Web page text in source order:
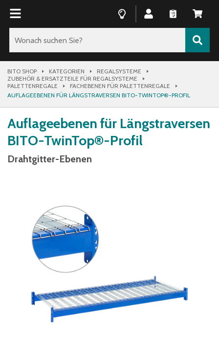
BITO SHOP KATEGORIEN
REGALSYSTEME
ZUBEHÖR & ERSATZTEILE FÜR REGALSYSTEME
PALETTENREGALE
FACHEBENEN FÜR PALETTENREGALE
AUFLAGEEBENEN FÜR LÄNGSTRAVERSEN BITO-TWINTOP®-PROFIL
Auflageebenen für Längstraversen
BITO-TwinTop®-Profil
Drahtgitter-Ebenen